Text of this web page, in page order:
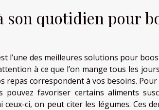
son quotidien pour
l’une des meilleures solutions pour
à ce que l’on mange tous les
repas correspondent à vos besoins. Pour
favoriser certains aliments
ci, on peut citer les légumes. Ces